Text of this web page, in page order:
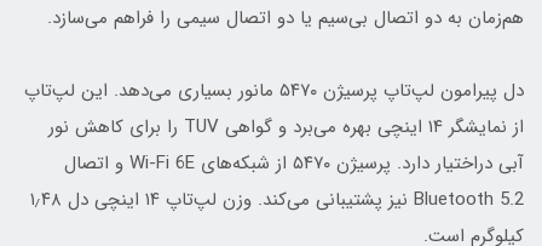
هم‌زمان به دو اتصال بی‌سیم یا دو اتصال سیمی را فراهم می‌سازد.
دل پیرامون لپ‌تاپ پرسیژن ۵۴۷۰ مانور بسیاری می‌دهد. این لپ‌تاپ
از نمایشگر ۱۴ اینچی بهره می‌برد و گواهی TUV را برای کاهش نور
آبی دراختیار دارد. پرسیژن ۵۴۷۰ از شبکه‌های Wi-Fi 6E و اتصال
Bluetooth 5.2 نیز پشتیبانی می‌کند. وزن لپ‌تاپ ۱۴ اینچی دل ۱٫۴۸
کیلوگرم است.